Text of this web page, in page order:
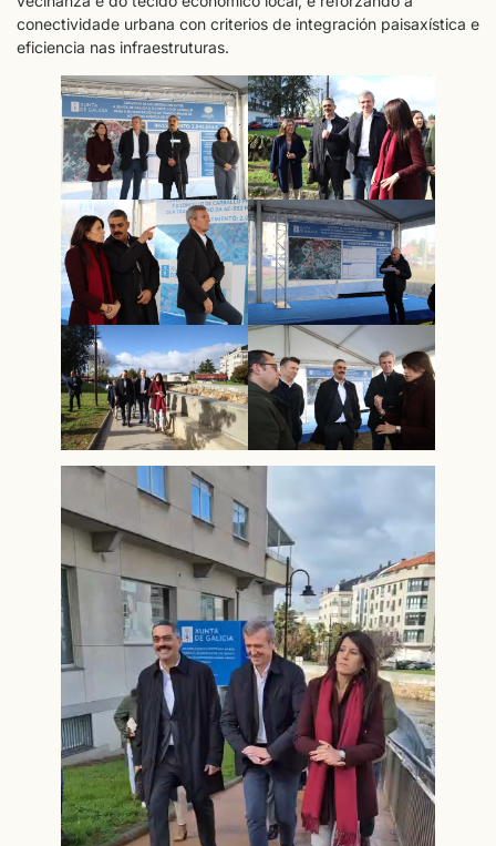
conectividade urbana con criterios de integración paisaxística e
eficiencia nas infraestruturas.